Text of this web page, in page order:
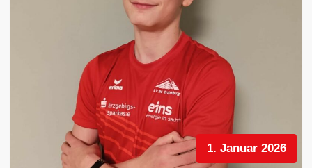
1. Januar 2026